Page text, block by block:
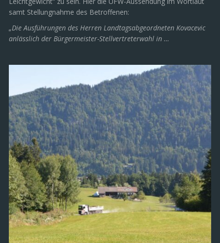
samt Stellungnahme des Betroffenen:
„Die Ausführungen des Herren Landtagsabgeordneten Kovacevic
anlässlich der Bürgermeister-Stellvertreterwahl in …